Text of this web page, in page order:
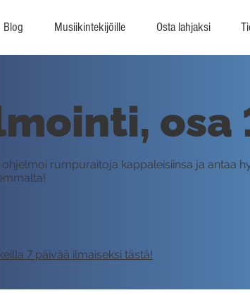
Blog Musiikintekijöille Osta lahjaksi
osa
ohjelmoi rumpuraitoja kappaleisiinsa ja antaa
7 päivää ilmaiseksi tästä!